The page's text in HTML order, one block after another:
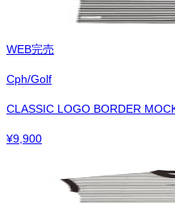
WEB完売
Cph/Golf
CLASSIC LOGO BORDER
¥9,900